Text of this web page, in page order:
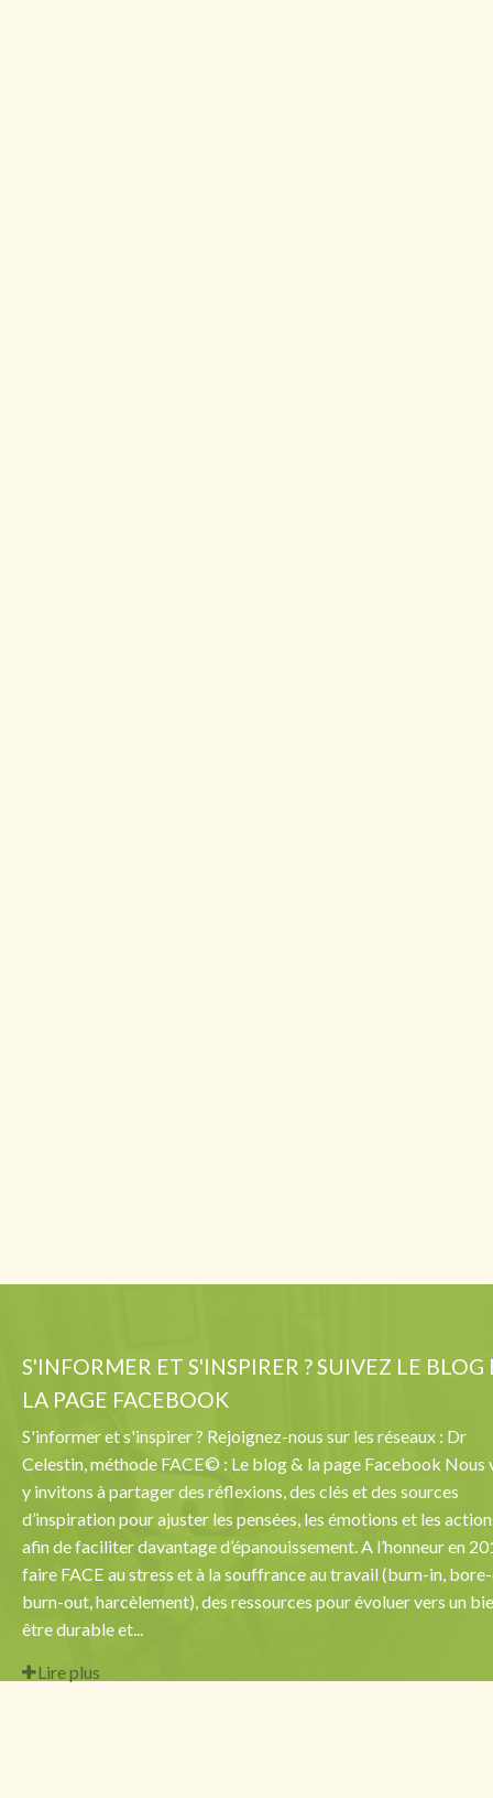
S'INFORMER ET S'INSPIRER ? SUIVEZ LE BLOG
LA PAGE FACEBOOK
S'informer et s'inspirer ? Rejoignez-nous sur les réseaux : Dr
Celestin, méthode FACE© : Le blog & la page Facebook Nous
y invitons à partager des réflexions, des clés et des sources
d’inspiration pour ajuster les pensées, les émotions et les
afin de faciliter davantage d’épanouissement. A l’honneur en
faire FACE au stress et à la souffrance au travail (burn-in,
burn-out, harcèlement), des ressources pour évoluer vers un
être durable et...
Lire plus